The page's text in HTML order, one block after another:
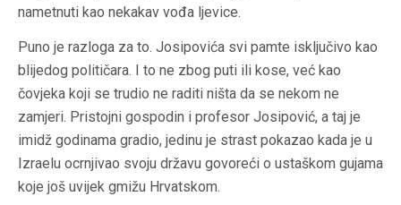
nametnuti kao nekakav vođa ljevice.
Puno je razloga za to. Josipovića svi pamte isključivo kao
blijedog političara. I to ne zbog puti ili kose, već kao
čovjeka koji se trudio ne raditi ništa da se nekom ne
zamjeri. Pristojni gospodin i profesor Josipović, a taj je
imidž godinama gradio, jedinu je strast pokazao kada je u
Izraelu ocrnjivao svoju državu govoreći o ustaškom gujama
koje još uvijek gmižu Hrvatskom.